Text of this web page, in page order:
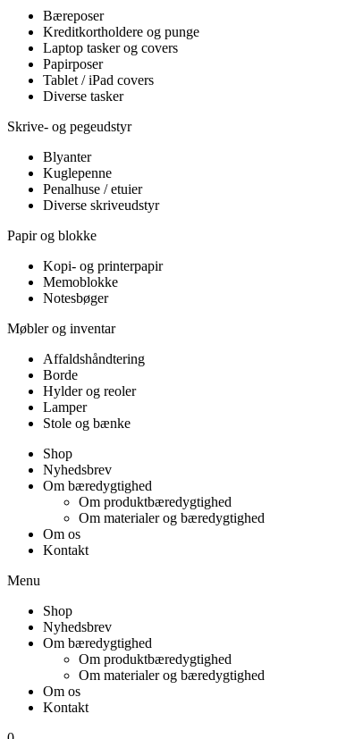
Bæreposer
Kreditkortholdere og punge
Laptop tasker og covers
Papirposer
Tablet / iPad covers
Diverse tasker
Skrive- og pegeudstyr
Blyanter
Kuglepenne
Penalhuse / etuier
Diverse skriveudstyr
Papir og blokke
Kopi- og printerpapir
Memoblokke
Notesbøger
Møbler og inventar
Affaldshåndtering
Borde
Hylder og reoler
Lamper
Stole og bænke
Shop
Nyhedsbrev
Om bæredygtighed
Om produktbæredygtighed
Om materialer og bæredygtighed
Om os
Kontakt
Menu
Shop
Nyhedsbrev
Om bæredygtighed
Om produktbæredygtighed
Om materialer og bæredygtighed
Om os
Kontakt